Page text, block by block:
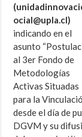
ocial@upla.cl)
indicando en el
asunto
al 3er Fondo de
Metodologías
Activas Situadas
para la
desde el día de
DGVM y su